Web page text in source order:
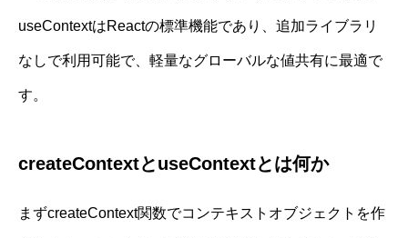
useContextはReactの標準機能であり、追加ライブラリ
なしで利用可能で、軽量なグローバルな値共有に最適で
す。
createContextとuseContextとは何か
まずcreateContext関数でコンテキストオブジェクトを作